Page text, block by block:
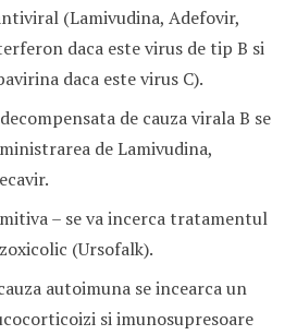
(Lamivudina, Adefovir,
daca este virus de tip B si
daca este virus C).
de cauza virala B se
de Lamivudina,
– se va incerca tratamentul
(Ursofalk).
autoimuna se incearca un
si imunosupresoare